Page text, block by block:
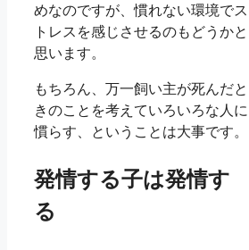
めなのですが、慣れない環境でス
トレスを感じさせるのもどうかと
思います。
もちろん、万一飼い主が死んだと
きのことを考えていろいろな人に
慣らす、ということは大事です。
発情する子は発情す
る